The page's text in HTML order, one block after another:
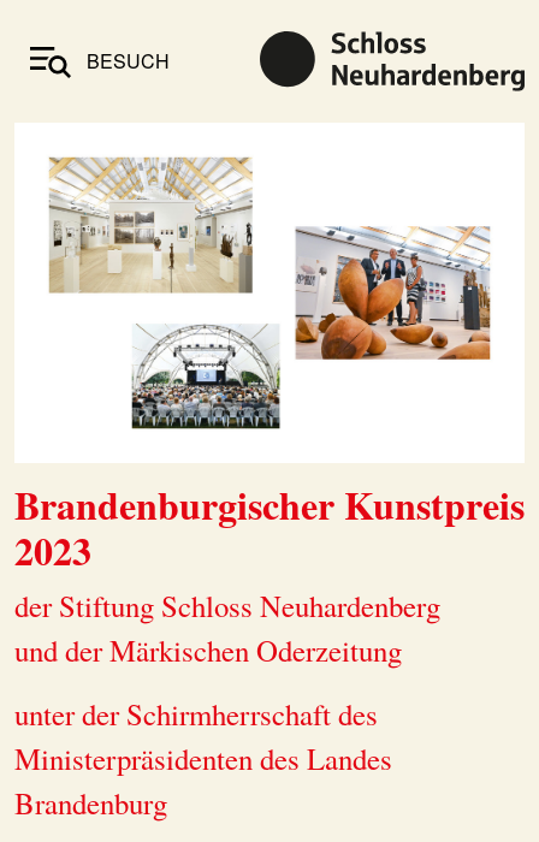
BESUCH
Brandenburgischer Kunstpreis
2023
der Stiftung Schloss Neuhardenberg
und der Märkischen Oderzeitung
unter der Schirmherrschaft des
Ministerpräsidenten des Landes
Brandenburg